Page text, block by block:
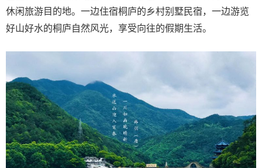
休闲旅游目的地。一边住宿桐庐的乡村别墅民宿，一边游览
好山好水的桐庐自然风光，享受向往的假期生活。